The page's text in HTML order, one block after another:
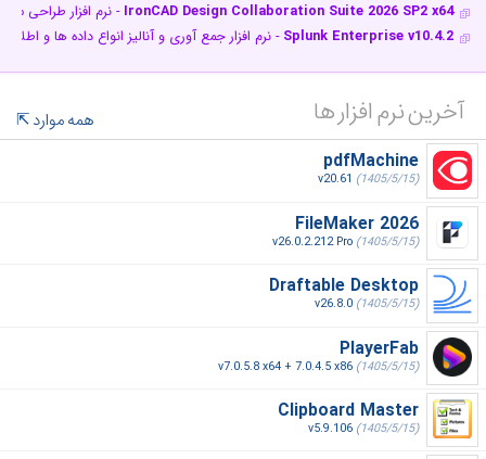
IronCAD Design Collaboration Suite 2026 SP2 x64 - نرم افزار طراحی
Splunk Enterprise v10.4.2 - نرم افزار جمع آوری و آنالیز انواع داده ها و
آخرین نرم افزار ها
همه موارد
pdfMachine
v20.61 (1405/5/15)
FileMaker 2026
v26.0.2.212 Pro (1405/5/15)
Draftable Desktop
v26.8.0 (1405/5/15)
PlayerFab
v7.0.5.8 x64 + 7.0.4.5 x86 (1405/5/15)
Clipboard Master
v5.9.106 (1405/5/15)